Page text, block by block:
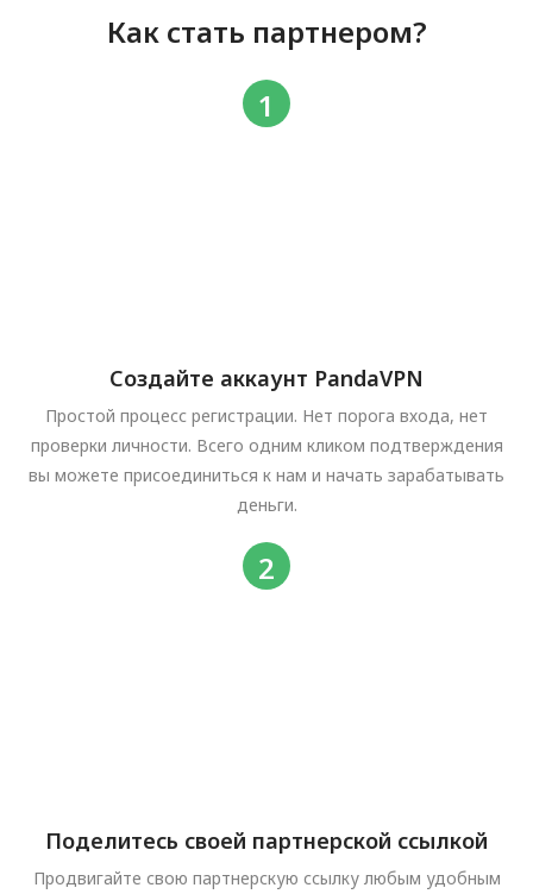
Как стать партнером?
Создайте аккаунт PandaVPN
Простой процесс регистрации. Нет порога входа, нет
проверки личности. Всего одним кликом подтверждения
вы можете присоединиться к нам и начать зарабатывать
деньги.
Поделитесь своей партнерской ссылкой
Продвигайте свою партнерскую ссылку любым удобным